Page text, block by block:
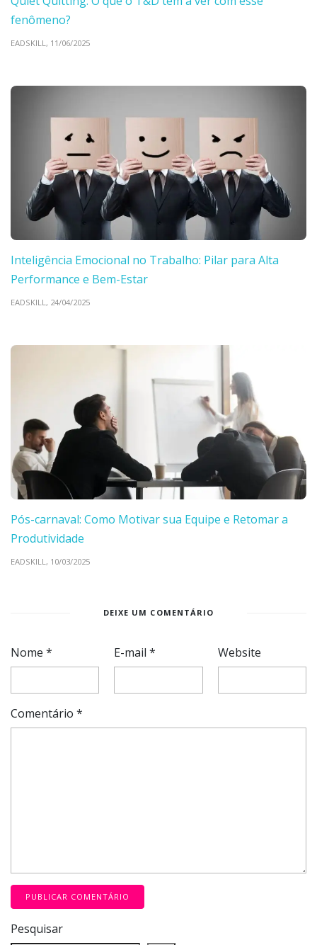
fenômeno?
EADSKILL, 11/06/2025
Inteligência Emocional no Trabalho: Pilar para Alta
Performance e Bem-Estar
EADSKILL, 24/04/2025
Pós-carnaval: Como Motivar sua Equipe e Retomar a
Produtividade
EADSKILL, 10/03/2025
DEIXE UM COMENTÁRIO
Nome * E-mail* Website
Comentário *
Pesquisar